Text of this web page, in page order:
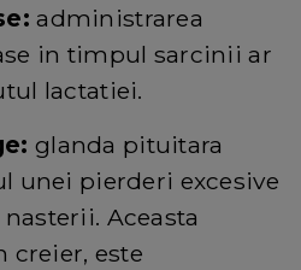
administrarea
in timpul sarcinii ar
lactatiei.
glanda pituitara
unei pierderi excesive
Aceasta
creier, este